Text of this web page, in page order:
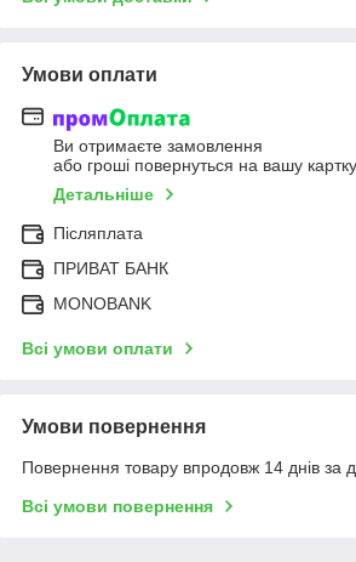
Умови оплати
Ви отримаєте замовлення
або гроші повернуться на вашу картку
Детальніше
Післяплата
ПРИВАТ БАНК
MONOBANK
Всі умови оплати
Умови повернення
Повернення товару впродовж 14 днів за
Всі умови повернення